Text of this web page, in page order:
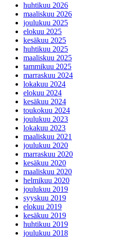
huhtikuu 2026
maaliskuu 2026
joulukuu 2025
elokuu 2025
kesäkuu 2025
huhtikuu 2025
maaliskuu 2025
tammikuu 2025
marraskuu 2024
lokakuu 2024
elokuu 2024
kesäkuu 2024
toukokuu 2024
joulukuu 2023
lokakuu 2023
maaliskuu 2021
joulukuu 2020
marraskuu 2020
kesäkuu 2020
maaliskuu 2020
helmikuu 2020
joulukuu 2019
syyskuu 2019
elokuu 2019
kesäkuu 2019
huhtikuu 2019
joulukuu 2018